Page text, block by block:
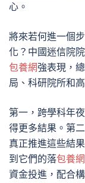
心。
將來若何進一個
化？中國迷信院
包養網強表現，
局、科研院所和
第一，跨學科年
得更多結果。第
真正推進這些結
到它們的落包養
資金投進，配合